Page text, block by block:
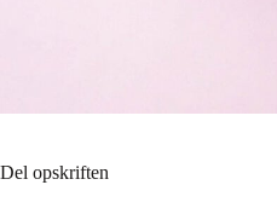
Del opskriften